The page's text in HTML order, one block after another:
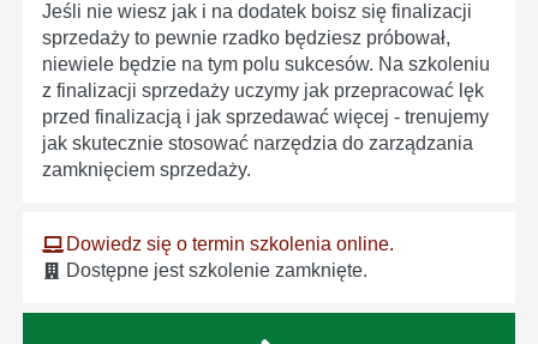
Jeśli nie wiesz jak i na dodatek boisz się finalizacji
sprzedaży to pewnie rzadko będziesz próbował,
niewiele będzie na tym polu sukcesów. Na szkoleniu
z finalizacji sprzedaży uczymy jak przepracować lęk
przed finalizacją i jak sprzedawać więcej - trenujemy
jak skutecznie stosować narzędzia do zarządzania
zamknięciem sprzedaży.
Dowiedz się o termin szkolenia online.
Dostępne jest szkolenie zamknięte.